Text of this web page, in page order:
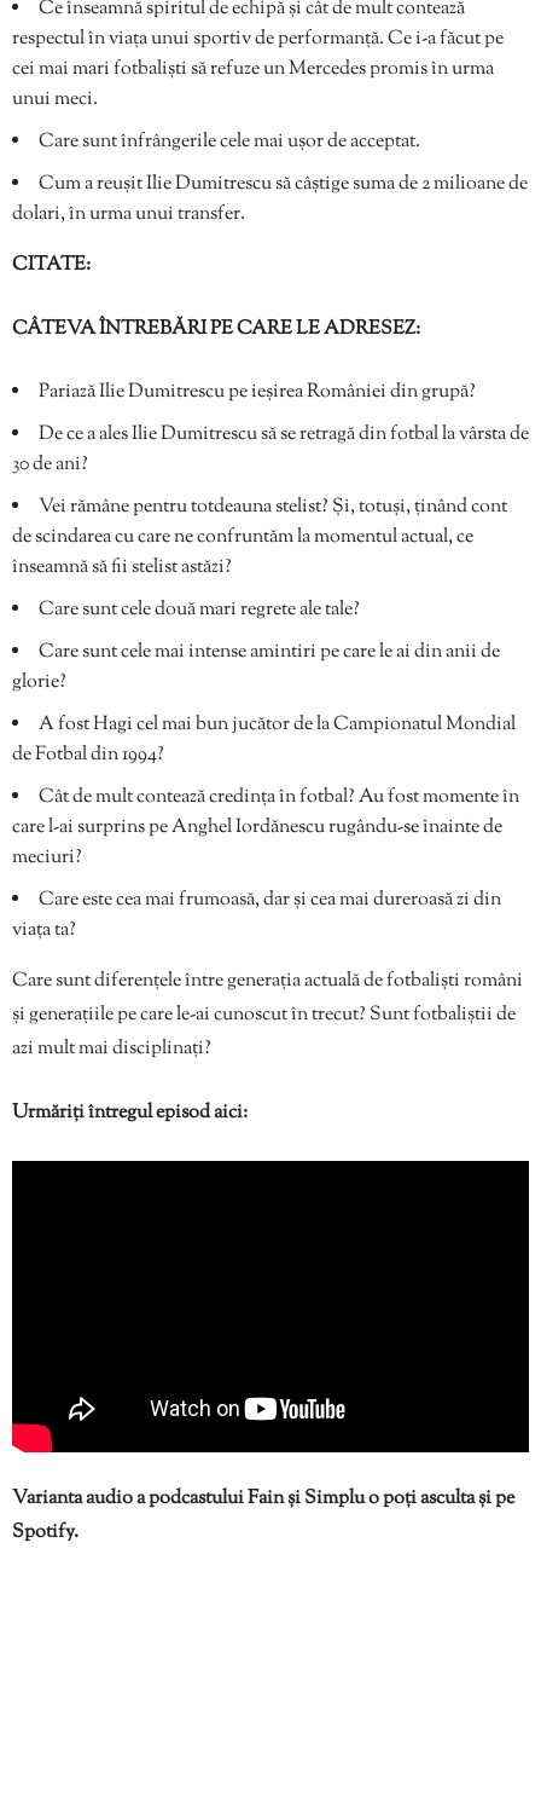
Ce înseamnă spiritul de echipă și cât de mult contează
respectul în viața unui sportiv de performanță. Ce i-a făcut pe
cei mai mari fotbaliști să refuze un Mercedes promis în urma
unui meci.
Care sunt înfrângerile cele mai ușor de acceptat.
Cum a reușit Ilie Dumitrescu să câștige suma de 2 milioane de
dolari, în urma unui transfer.
CITATE:
CÂTEVA ÎNTREBĂRI PE CARE LE ADRESEZ:
Pariază Ilie Dumitrescu pe ieșirea României din grupă?
De ce a ales Ilie Dumitrescu să se retragă din fotbal la vârsta de
30 de ani?
Vei rămâne pentru totdeauna stelist? Și, totuși, ținând cont
de scindarea cu care ne confruntăm la momentul actual, ce
înseamnă să fii stelist astăzi?
Care sunt cele două mari regrete ale tale?
Care sunt cele mai intense amintiri pe care le ai din anii de
glorie?
A fost Hagi cel mai bun jucător de la Campionatul Mondial
de Fotbal din 1994?
Cât de mult contează credința în fotbal? Au fost momente în
care l-ai surprins pe Anghel Iordănescu rugându-se înainte de
meciuri?
Care este cea mai frumoasă, dar și cea mai dureroasă zi din
viața ta?
Care sunt diferențele între generația actuală de fotbaliști români
și generațiile pe care le-ai cunoscut în trecut? Sunt fotbaliștii de
azi mult mai disciplinați?
Urmăriți întregul episod aici:
Varianta audio a podcastului Fain și Simplu o poți asculta și pe
Spotify.